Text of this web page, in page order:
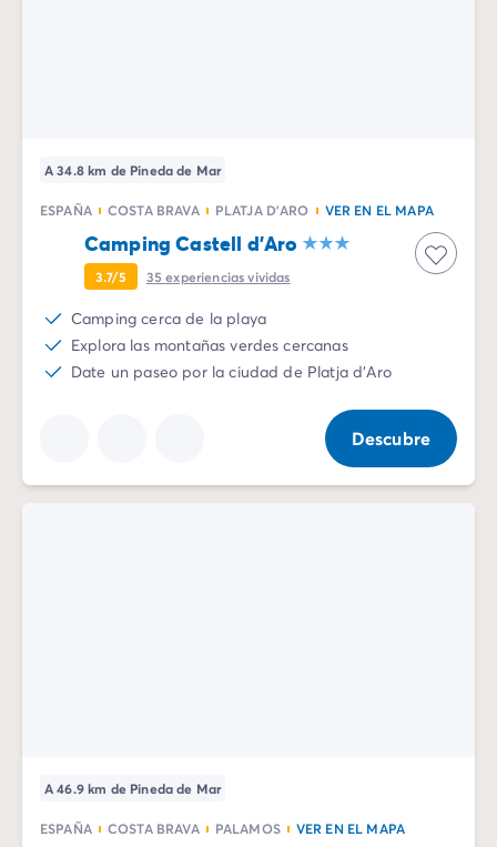
A 34.8 km de Pineda de Mar
ESPAÑA COSTA BRAVA PLATJA D'ARO VER EN EL MAPA
Camping Castell d'Aro
3.7/5 35experiencias vividas
Camping cerca de la playa
Explora las montañas verdes cercanas
Date un paseo por la ciudad de Platja d'Aro
Descubre
A 46.9 km de Pineda de Mar
ESPAÑA COSTA BRAVA PALAMOS VER EN EL MAPA